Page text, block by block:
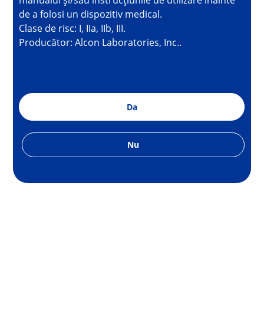
de a folosi un dispozitiv medical.
Clase de risc: I, IIa, IIb, III.
Producător: Alcon Laboratories, Inc..
Da
Nu